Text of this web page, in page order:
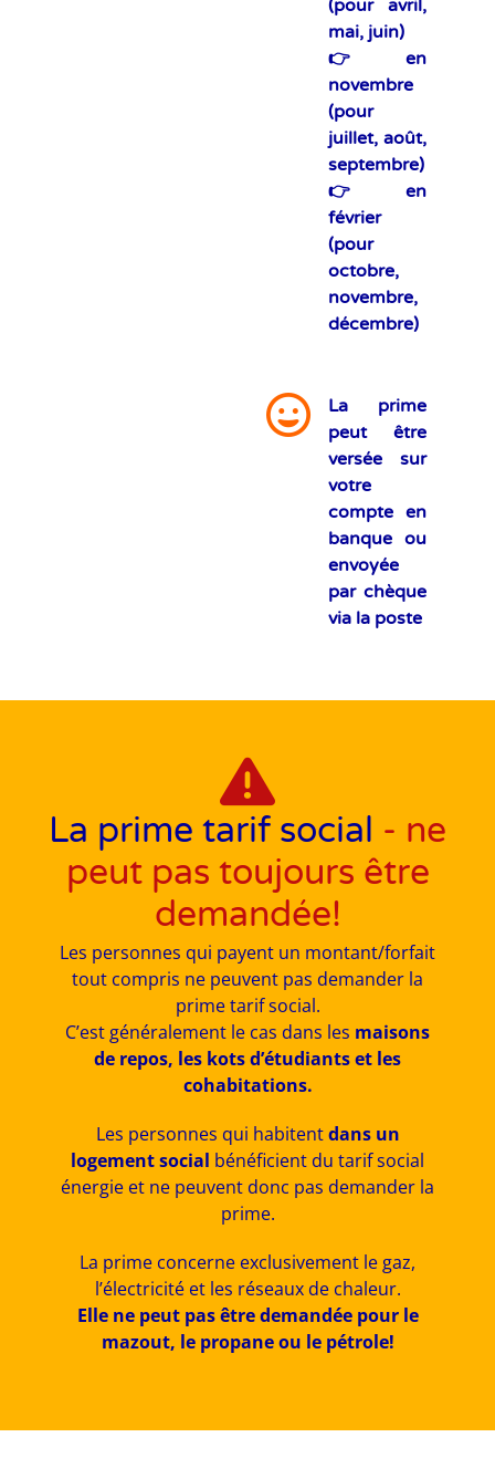
(pour avril,
mai, juin)
👉en
novembre
(pour
juillet, août,
septembre)
👉en
février
(pour
octobre,
novembre,
décembre)
La prime
peut être
versée sur
votre
compte en
banque ou
envoyée
par chèque
via la poste
La prime tarif social - ne
peut pas toujours être
demandée!
Les personnes qui payent un montant/forfait
tout compris ne peuvent pas demander la
prime tarif social.
C’est généralement le cas dans les maisons
de repos, les kots d’étudiants et les
cohabitations.
Les personnes qui habitentdans un
logement social bénéficient du tarif social
énergie et ne peuvent donc pas demander la
prime.
La prime concerne exclusivement le gaz,
l’électricité et les réseaux de chaleur.
Elle ne peut pas être demandée pour le
mazout, le propane ou le pétrole!